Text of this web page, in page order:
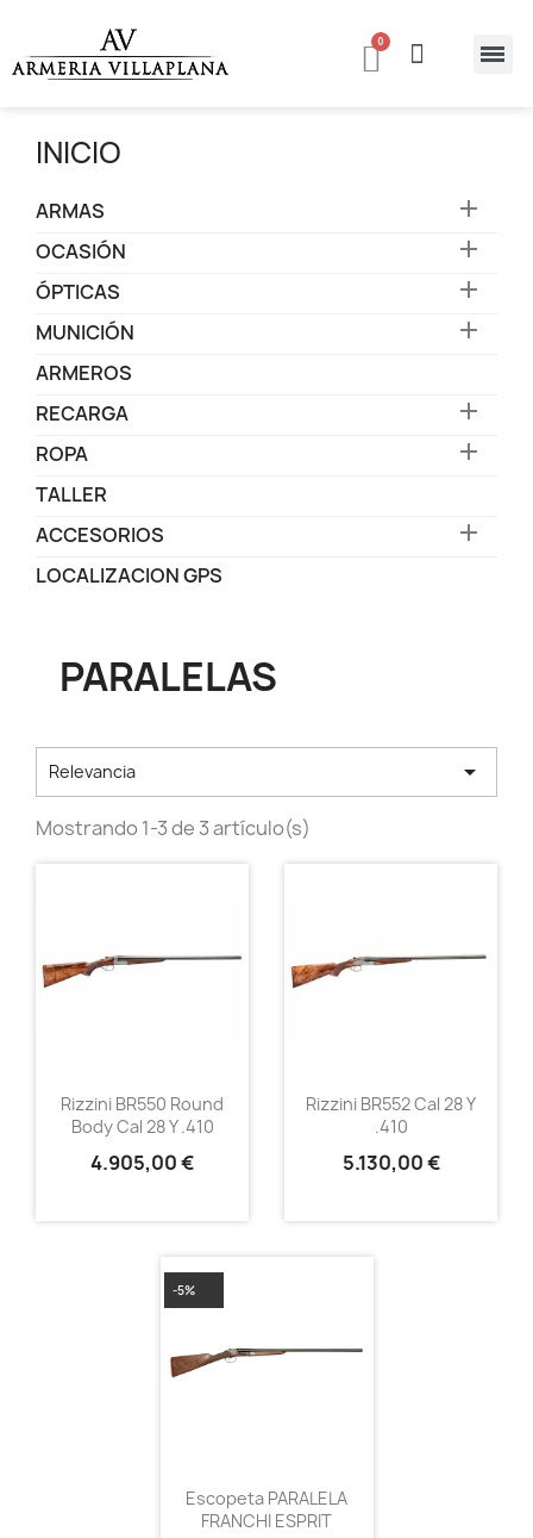
INICIO
ARMAS 
OCASIÓN 
ÓPTICAS 
MUNICIÓN 
ARMEROS
RECARGA

ROPA 
TALLER
ACCESORIOS

LOCALIZACION GPS
PARALELAS
Relevancia 
Mostrando 1-3 de 3 artículo(s)
Rizzini BR550 Round
Body Cal 28 Y .410
4.905,00 €
Rizzini BR552 Cal 28 Y
.410
5.130,00 €
Escopeta PARALELA
FRANCHI ESPRIT
-5%